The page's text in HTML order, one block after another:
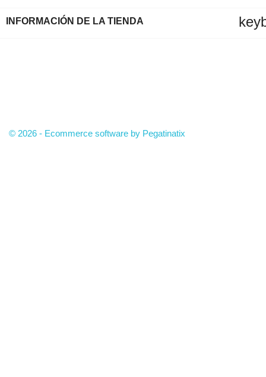
INFORMACIÓN DE LA TIENDA
© 2026 - Ecommerce software by Pegatinatix